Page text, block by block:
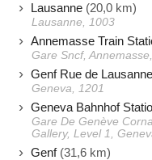
Lausanne (20,0 km)
Lausanne, 1003
Annemasse Train
Gare Sncf,
Genf Rue de Lausanne
Geneva, 1201
Geneva Bahnhof
Gare De Genève
Gallery, Level 1,
Genf(31,6 km)